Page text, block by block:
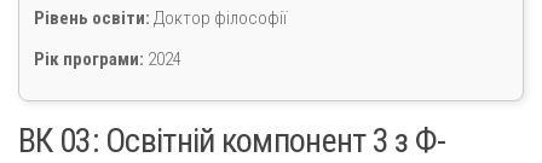
Рівень освіти: Доктор філософії
Рік програми: 2024
ВК 03: Освітній компонент 3 з Ф-